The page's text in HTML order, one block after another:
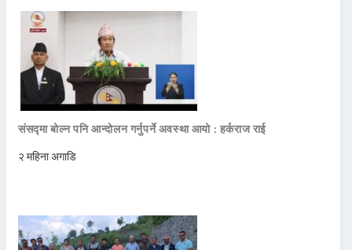
संसद्मा बोल्न पनि आन्दोलन गर्नुपर्ने अवस्था आयो : हर्कराज राई
२ महिना अगाडि